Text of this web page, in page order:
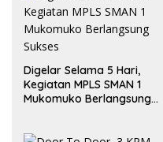
Digelar Selama 5 Hari,
Kegiatan MPLS SMAN 1
Mukomuko Berlangsung